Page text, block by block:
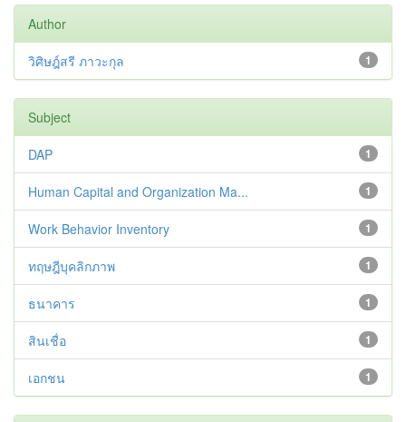
Author
1
วิศิษฎ์สรี ภาวะกุล
Subject
1
DAP
1
Human Capital and Organization Ma...
1
Work Behavior Inventory
1
ทฤษฎีบุคลิกภาพ
1
ธนาคาร
1
สินเชื่อ
1
เอกชน